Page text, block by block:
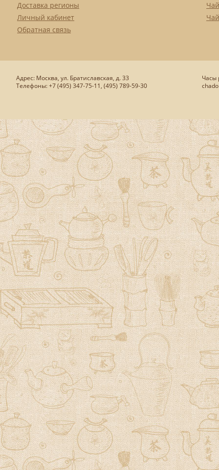
Доставка регионы
Личный кабинет
Обратная связь
Адрес: Москва, ул. Братиславская, д. 33
Телефоны: +7 (495) 347-75-11, (495) 789-59-30
Часы